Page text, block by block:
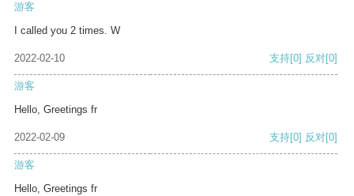
游客
I called you 2 times. W
2022-02-10 支持[0] 反对[0]
游客
Hello, Greetings fr
2022-02-09 支持[0] 反对[0]
游客
Hello, Greetings fr